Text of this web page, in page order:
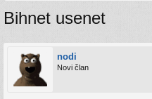
Bihnet usenet
nodi
Novi član